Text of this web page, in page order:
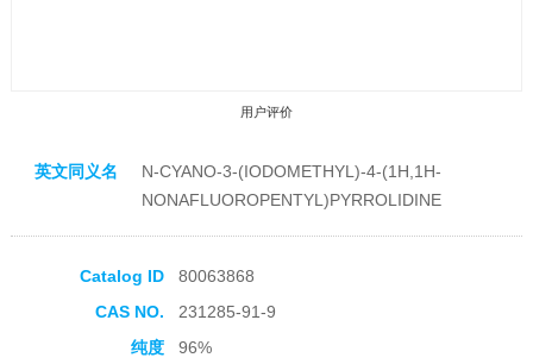
用户评价
收藏产品
英文同义名
N-CYANO-3-(IODOMETHYL)-4-(1H,1H-
NONAFLUOROPENTYL)PYRROLIDINE
Catalog ID
80063868
CAS NO.
231285-91-9
纯度
96%